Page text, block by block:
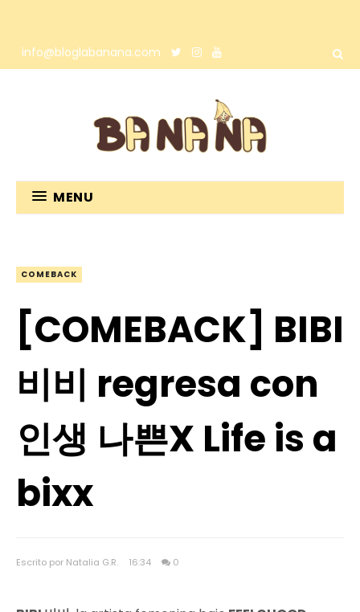
info@bloglabanana.com
MENU
COMEBACK
[COMEBACK] BIBI
비비 regresa con
인생 나쁜X Life is a
bixx
Escrito por Natalia G.R. 16:34 0